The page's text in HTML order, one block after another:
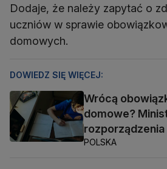
Dodaje, że należy zapytać o
uczniów w sprawie
domowych.
DOWIEDZ SIĘ WIĘCEJ:
Wrócą
domowe?
rozporządzenia
POLSKA